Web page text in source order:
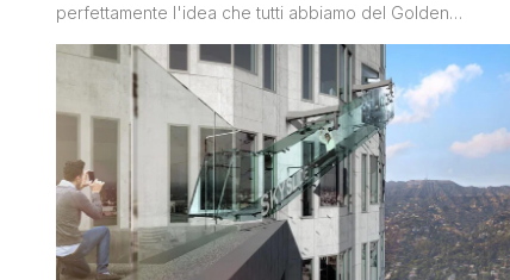
perfettamente l'idea che tutti abbiamo del Golden
gigantesche, viali con palme altissime, surfisti, giovani e
meno giovani che svolgono attività fisica sul lungomare, un
bel molo dove passeggiare, locali alla moda, tanto
divertimento ma anche relax. Un luogo [']